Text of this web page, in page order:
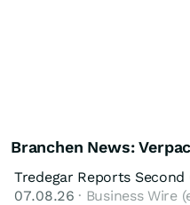
Branchen News:
Tredegar Reports
07.08.26 · Business Wire